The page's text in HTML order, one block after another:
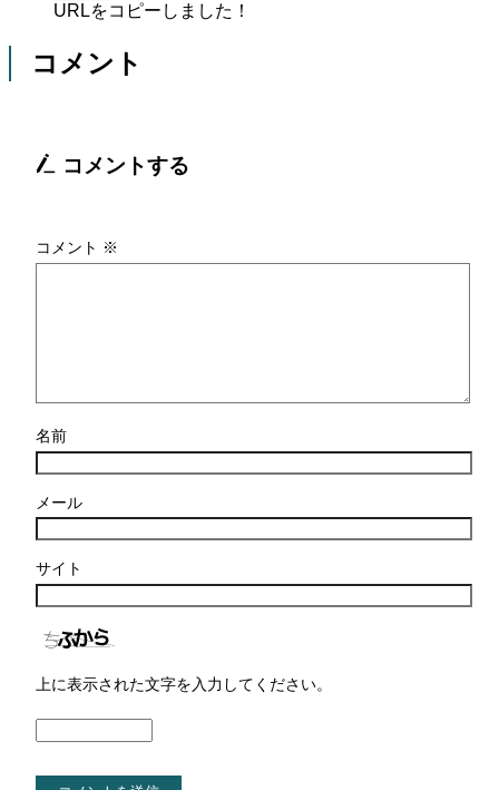
URLをコピーしました！
コメント
コメントする
コメント ※
名前
メール
サイト
上に表示された文字を入力してください。